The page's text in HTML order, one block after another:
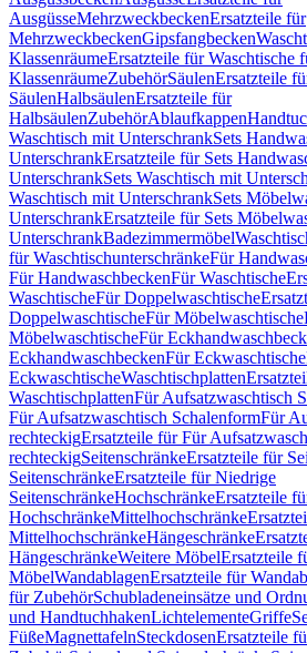
AusgüsseMehrzweckbeckenErsatzteile für
MehrzweckbeckenGipsfangbecken
KlassenräumeErsatzteile für Waschtische
KlassenräumeZubehörSäulenErsatzteile
SäulenHalbsäulenErsatzteile für
HalbsäulenZubehörAblaufkappen
Waschtisch mit UnterschrankSets
UnterschrankErsatzteile für Sets
UnterschrankSets Waschtisch mit
Waschtisch mit UnterschrankSets
UnterschrankErsatzteile für Sets
UnterschrankBadezimmermöbel
für WaschtischunterschränkeFür
Für HandwaschbeckenFür Waschtische
WaschtischeFür Doppelwaschtische
DoppelwaschtischeFür Möbelwaschtische
MöbelwaschtischeFür
EckhandwaschbeckenFür Eckwaschtische
EckwaschtischeWaschtischplatten
WaschtischplattenFür Aufsatzwaschtisch
Für Aufsatzwaschtisch SchalenformFür
rechteckigErsatzteile für Für
rechteckigSeitenschränkeErsatzteile für
SeitenschränkeErsatzteile für Niedrige
SeitenschränkeHochschränkeErsatzteile
HochschränkeMittelhochschränke
MittelhochschränkeHängeschränke
HängeschränkeWeitere MöbelErsatzteile
MöbelWandablagenErsatzteile für
für ZubehörSchubladeneinsätze und
und HandtuchhakenLichtelementeGriffe
FüßeMagnettafelnSteckdosenErsatzteile